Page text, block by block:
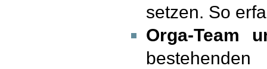
setzen. So
Orga-Team